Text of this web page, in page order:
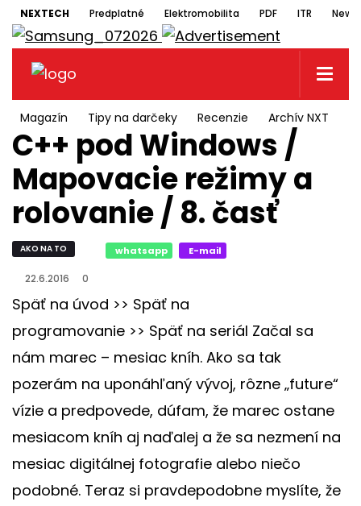
NEXTECH Predplatné Elektromobilita PDF ITR
Magazín Tipy na darčeky Recenzie Archív NXT
C++ pod Windows /
Mapovacie režimy a
rolovanie / 8. časť
AKO NA TO whatsapp E-mail
22.6.2016 0
Späť na úvod >> Späť na
programovanie >> Späť na seriál Začal sa
nám marec – mesiac kníh. Ako sa tak
pozerám na uponáhľaný vývoj, rôzne „future“
vízie a predpovede, dúfam, že marec ostane
mesiacom kníh aj naďalej a že sa nezmení na
mesiac digitálnej fotografie alebo niečo
podobné. Teraz si pravdepodobne myslíte, že